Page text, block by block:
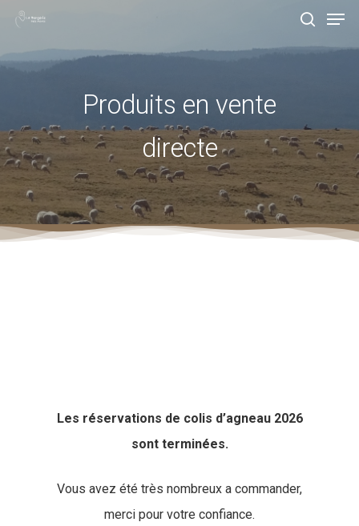
Skip
main
Produits en vente
directe
Les réservations de colis d’agneau 2026
sont terminées.
Vous avez été très nombreux a commander,
merci pour votre confiance.
Close